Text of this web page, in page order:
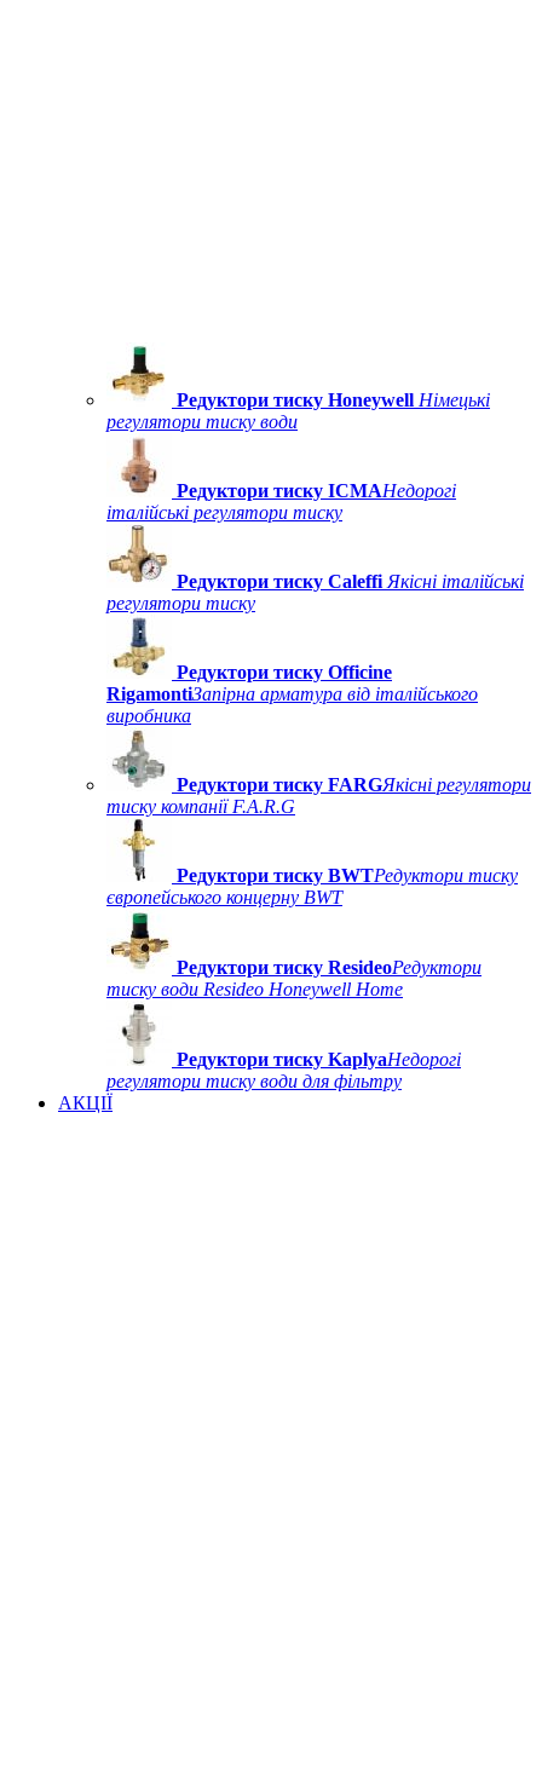
Редуктори тиску Honeywell Німецькі
регулятори тиску води
Редуктори тиску ICMAНедорогі
італійські регулятори тиску
Редуктори тиску Caleffi Якісні італійські
регулятори тиску
Редуктори тиску Officine
RigamontiЗапірна арматура від італійського
виробника
Редуктори тиску FARGЯкісні регулятори
тиску компанії F.A.R.G
Редуктори тиску BWTРедуктори тиску
європейського концерну BWT
Редуктори тиску ResideoРедуктори
тиску води Resideo Honeywell Home
Редуктори тиску KaplyaНедорогі
регулятори тиску води для фільтру
АКЦІЇ